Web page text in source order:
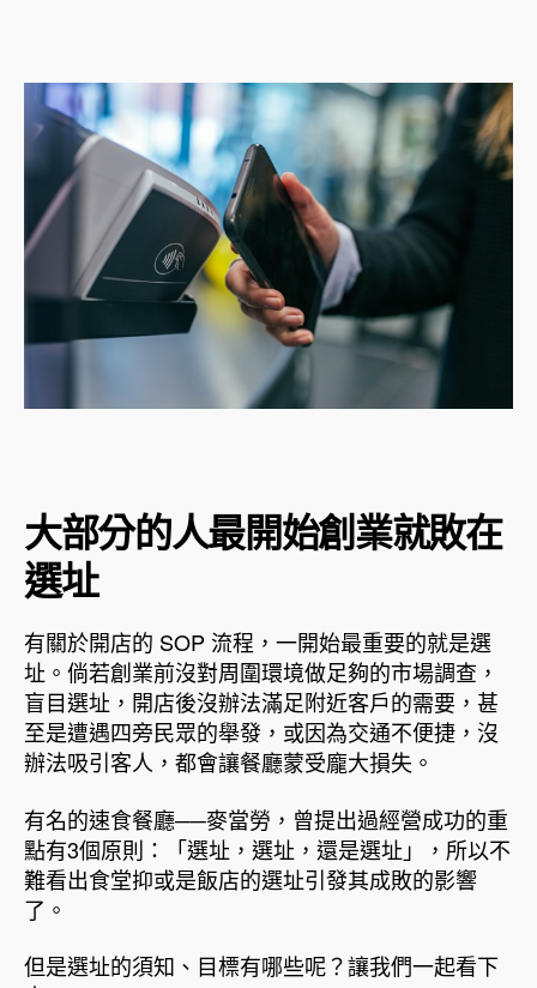
大部分的人最開始創業就敗在
選址
有關於開店的 SOP 流程，一開始最重要的就是選
址。倘若創業前沒對周圍環境做足夠的市場調查，
盲目選址，開店後沒辦法滿足附近客戶的需要，甚
至是遭遇四旁民眾的舉發，或因為交通不便捷，沒
辦法吸引客人，都會讓餐廳蒙受龐大損失。
有名的速食餐廳──麥當勞，曾提出過經營成功的重
點有3個原則：「選址，選址，還是選址」，所以不
難看出食堂抑或是飯店的選址引發其成敗的影響
了。
但是選址的須知、目標有哪些呢？讓我們一起看下